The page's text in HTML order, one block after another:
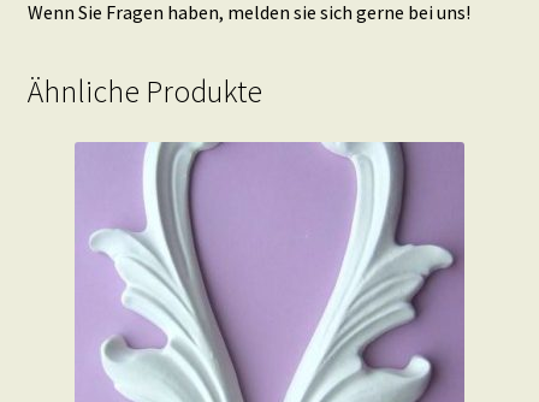
Wenn Sie Fragen haben, melden sie sich gerne bei uns!
Ähnliche Produkte